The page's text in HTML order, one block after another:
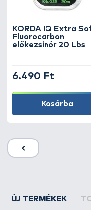
KORDA IQ Extra
Fluorocarbon
előkezsinór 20 Lbs
6.490 Ft
Kosárba
ÚJ TERMÉKEK